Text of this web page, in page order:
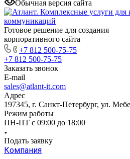
Обычная версия сайта
Готовое решение для создания
корпоративного сайта
+7 812 500-75-75
+7 812 500-75-75
Заказать звонок
E-mail
sales@atlant-it.com
Адрес
197345, г. Санкт-Петербург, ул.
Режим работы
ПН-ПТ с 09:00 до 18:00
Подать заявку
Компания